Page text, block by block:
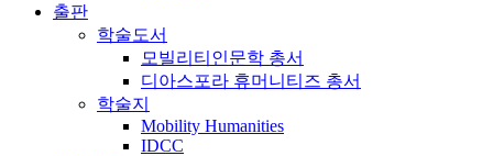
출판
학술도서
모빌리티인문학 총서
디아스포라 휴머니티즈 총서
학술지
Mobility Humanities
IDCC